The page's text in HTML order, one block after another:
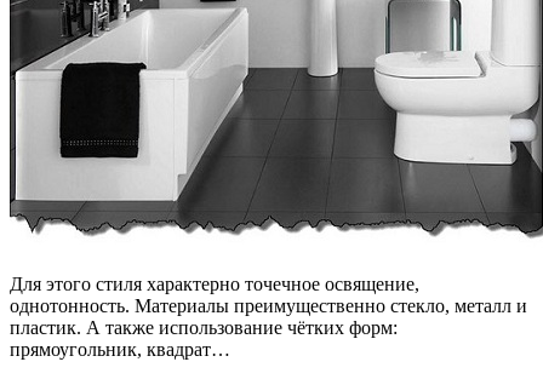
Для этого стиля характерно точечное освящение,
однотонность. Материалы преимущественно стекло, металл и
пластик. А также использование чётких форм:
прямоугольник, квадрат…